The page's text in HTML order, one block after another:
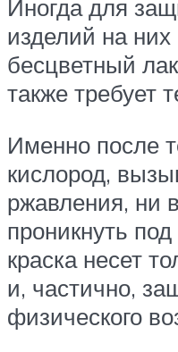
Иногда для
изделий на них
бесцветный
также требует
Именно после
кислород,
ржавления, ни
проникнуть
краска несет
и, частично,
физического